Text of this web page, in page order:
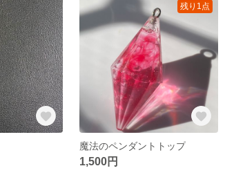
残り1点
魔法のペンダントトップ
1,500円